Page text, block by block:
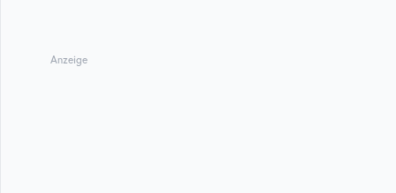
Anzeige